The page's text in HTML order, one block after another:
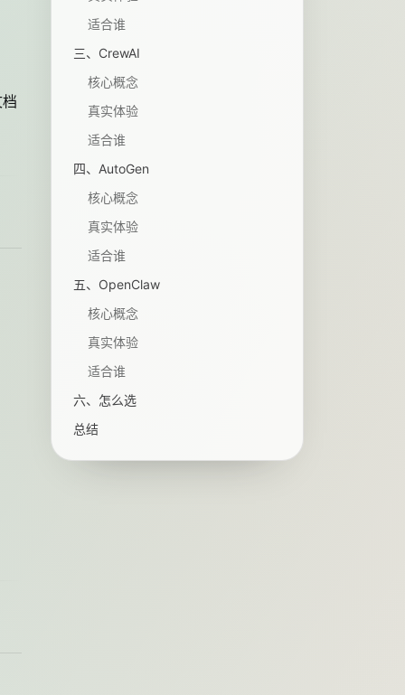
适合谁
三、CrewAI
核心概念
真实体验
适合谁
四、AutoGen
核心概念
真实体验
适合谁
五、OpenClaw
核心概念
真实体验
适合谁
六、怎么选
总结